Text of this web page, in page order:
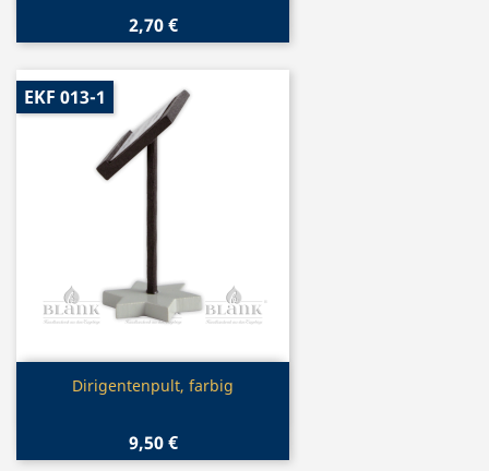
2,70 €
Vorschau
Dirigentenpult, farbig
9,50 €
EKF 013-1